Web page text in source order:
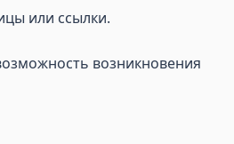
или ссылки.
возникновения